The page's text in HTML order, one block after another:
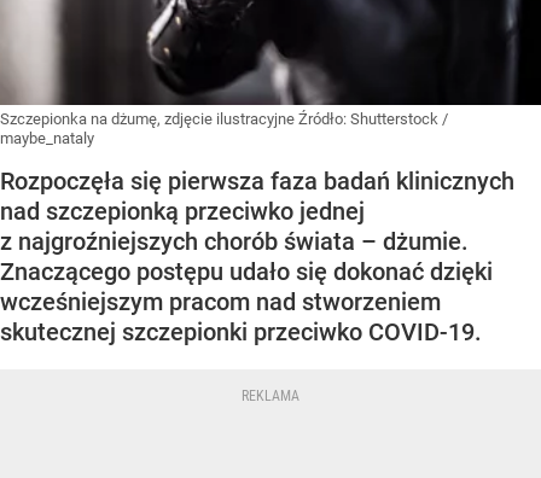
Szczepionka na dżumę, zdjęcie ilustracyjne Źródło: Shutterstock /
maybe_nataly
Rozpoczęła się pierwsza faza badań klinicznych
nad szczepionką przeciwko jednej
z najgroźniejszych chorób świata – dżumie.
Znaczącego postępu udało się dokonać dzięki
wcześniejszym pracom nad stworzeniem
skutecznej szczepionki przeciwko COVID-19.